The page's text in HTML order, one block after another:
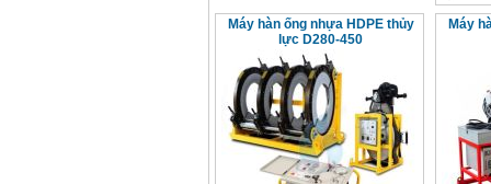
Máy hàn ống nhựa HDPE thủy
lực D280-450
Máy